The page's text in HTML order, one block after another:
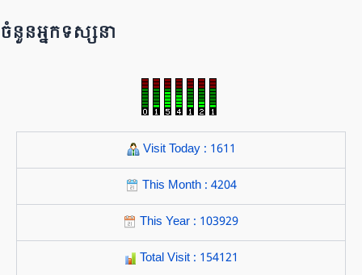
ចំនួនអ្នកទស្សនា
Visit Today : 1611
This Month : 4204
This Year : 103929
Total Visit : 154121